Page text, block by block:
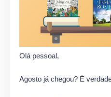
Olá pessoal,
Agosto já chegou? É